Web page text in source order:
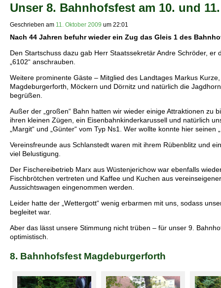
Unser 8. Bahnhofsfest am 10. und
Geschrieben am 11. Oktober 2009 um 22:01
Nach 44 Jahren befuhr wieder ein Zug das Gleis 1 des
Den Startschuss dazu gab Herr Staatssekretär Andre Schröder,
„6102“ anschrauben.
Weitere prominente Gäste – Mitglied des Landtages Markus
Magdeburgerforth, Möckern und Dörnitz und natürlich die
begrüßen.
Außer der „großen“ Bahn hatten wir wieder einige Attraktionen zu
ihren kleinen Zügen, ein Eisenbahnkinderkarussell und natürlich
„Margit“ und „Günter“ vom Typ Ns1. Wer wollte konnte hier
Vereinsfreunde aus Schlanstedt waren mit ihrem Rübenblitz und
viel Belustigung.
Der Fischereibetrieb Marx aus Wüstenjerichow war ebenfalls
Fischbrötchen vertreten und Kaffee und Kuchen aus
Aussichtswagen eingenommen werden.
Leider hatte der „Wettergott“ wenig erbarmen mit uns, sodass
begleitet war.
Aber das lässt unsere Stimmung nicht trüben – für unser 9.
optimistisch.
8. Bahnhofsfest Magdeburgerforth